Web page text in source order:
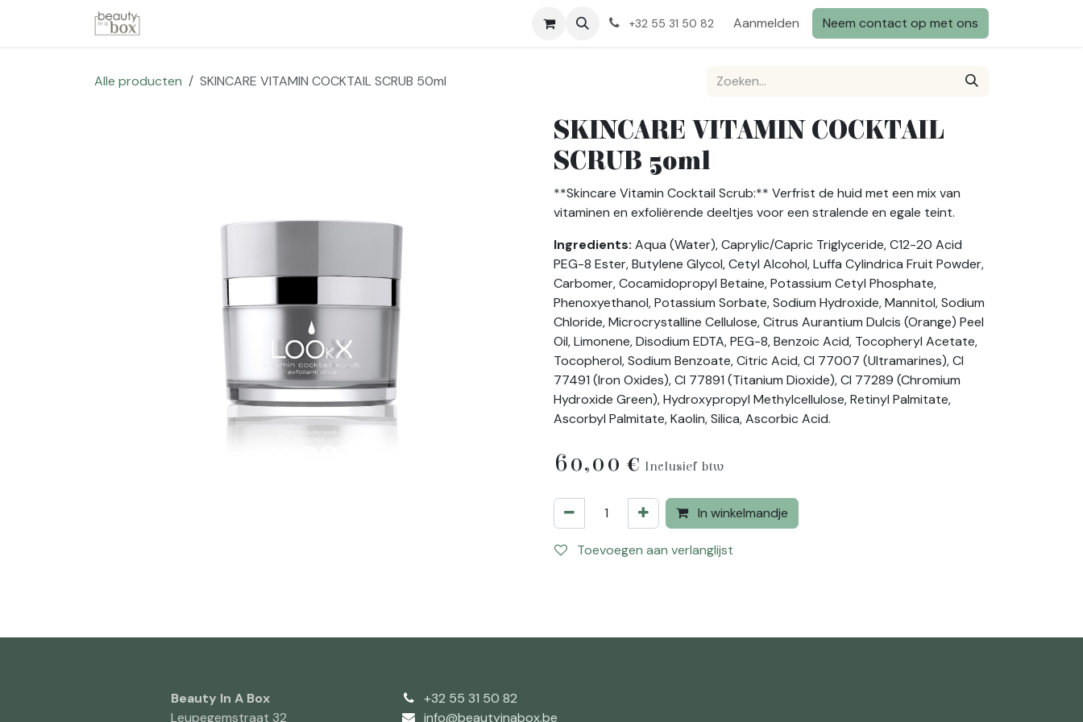
Overslaan naar inhoud
+32 55 31 50 82 Aanmelden Neem contact op met ons
Alle producten SKINCARE VITAMIN COCKTAIL SCRUB 50ml
SKINCARE VITAMIN COCKTAIL
SCRUB 50ml
**Skincare Vitamin Cocktail Scrub:** Verfrist de huid met een mix van
vitaminen en exfoliërende deeltjes voor een stralende en egale teint.
Ingredients: Aqua (Water), Caprylic/Capric Triglyceride, C12-20 Acid
PEG-8 Ester, Butylene Glycol, Cetyl Alcohol, Luffa Cylindrica Fruit Powder,
Carbomer, Cocamidopropyl Betaine, Potassium Cetyl Phosphate,
Phenoxyethanol, Potassium Sorbate, Sodium Hydroxide, Mannitol, Sodium
Chloride, Microcrystalline Cellulose, Citrus Aurantium Dulcis (Orange) Peel
Oil, Limonene, Disodium EDTA, PEG-8, Benzoic Acid, Tocopheryl Acetate,
Tocopherol, Sodium Benzoate, Citric Acid, CI 77007 (Ultramarines), CI
77491 (Iron Oxides), CI 77891 (Titanium Dioxide), CI 77289 (Chromium
Hydroxide Green), Hydroxypropyl Methylcellulose, Retinyl Palmitate,
Ascorbyl Palmitate, Kaolin, Silica, Ascorbic Acid.
60,00 € Inclusief btw
In winkelmandje
Toevoegen aan verlanglijst
Beauty In A Box
Leupegemstraat 32
+32 55 31 50 82
info@beautyinabox.be